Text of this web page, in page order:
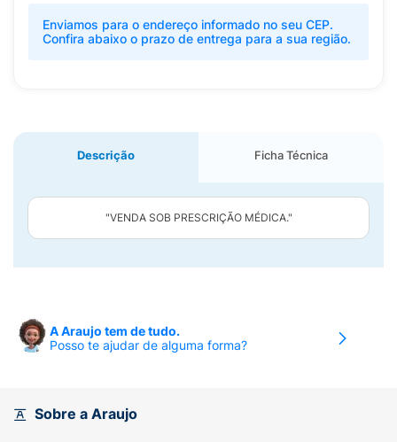
Enviamos para o endereço informado no seu CEP.
Confira abaixo o prazo de entrega para a sua região.
Descrição Ficha Técnica
"VENDA SOB PRESCRIÇÃO MÉDICA."
A Araujo tem de tudo.
Posso te ajudar de alguma forma?
Sobre a Araujo